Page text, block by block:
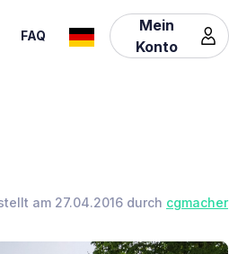
FAQ
Mein
Konto
am 27.04.2016 durch cgmacher